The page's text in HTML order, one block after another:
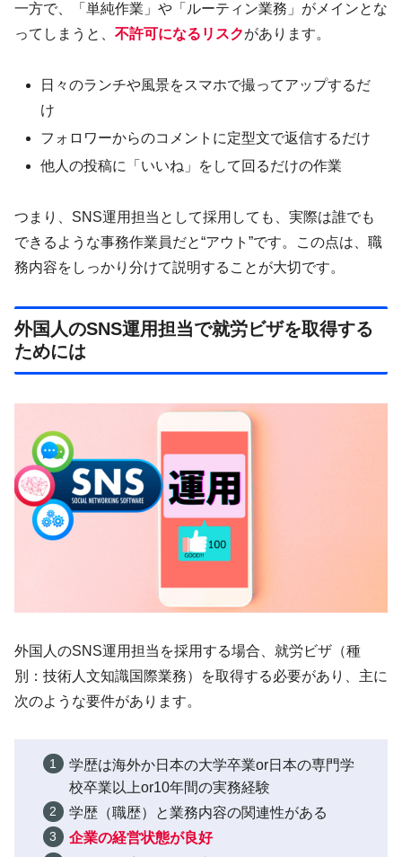
一方で、「単純作業」や「ルーティン業務」がメインとな
ってしまうと、 不許可になるリスクがあります。
日々のランチや風景をスマホで撮ってアップするだ
け
フォロワーからのコメントに定型文で返信するだけ
他人の投稿に「いいね」をして回るだけの作業
つまり、SNS運用担当として採用しても、実際は誰でも
できるような事務作業員だと“アウト”です。この点は、職
務内容をしっかり分けて説明することが大切です。
外国人のSNS運用担当で就労ビザを取得する
ためには
外国人のSNS運用担当を採用する場合、就労ビザ（種
別：技術人文知識国際業務）を取得する必要があり、主に
次のような要件があります。
学歴は海外か日本の大学卒業or日本の専門学
校卒業以上or10年間の実務経験
学歴（職歴）と業務内容の関連性がある
企業の経営状態が良好